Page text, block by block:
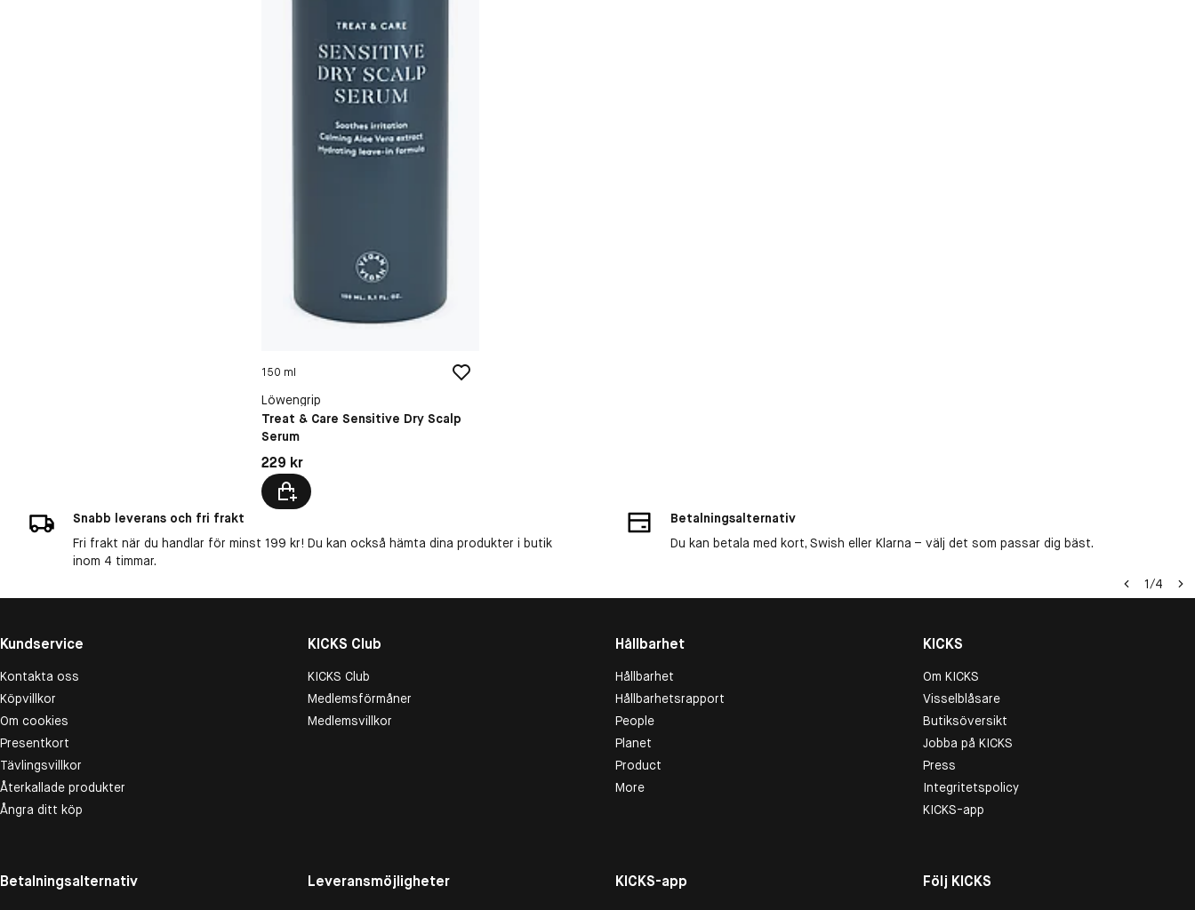
150 ml
Löwengrip
Treat & Care Sensitive Dry Scalp
Serum
Pris: 229 kr
229 kr
Snabb leverans och fri frakt
Fri frakt när du handlar för minst 199 kr! Du kan också hämta dina produkter i butik
inom 4 timmar.
Betalningsalternativ
Du kan betala med kort, Swish eller Klarna – välj det som passar dig bäst.
1/4
Kundservice
Kontakta oss
Köpvillkor
Om cookies
Presentkort
Tävlingsvillkor
Återkallade produkter
Ångra ditt köp
KICKS Club
KICKS Club
Medlemsförmåner
Medlemsvillkor
Hållbarhet
Hållbarhet
Hållbarhetsrapport
People
Planet
Product
More
KICKS
Om KICKS
Visselblåsare
Butiksöversikt
Jobba på KICKS
Press
Integritetspolicy
KICKS-app
Betalningsalternativ Leveransmöjligheter KICKS-app Följ KICKS